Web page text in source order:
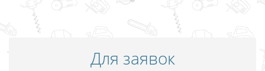
Для заявок